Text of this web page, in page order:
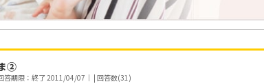
②
答期限：終了 2011/04/07｜ | 回答数(31)